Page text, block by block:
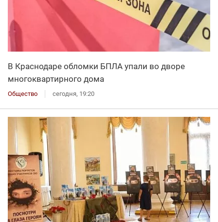
В Краснодаре обломки БПЛА упали во дворе
многоквартирного дома
Общество сегодня, 19:20